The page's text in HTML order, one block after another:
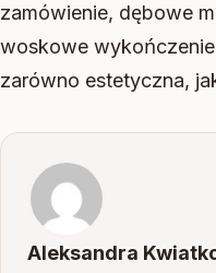
zamówienie, dębowe
woskowe
zarówno estetyczna,
Aleksandra